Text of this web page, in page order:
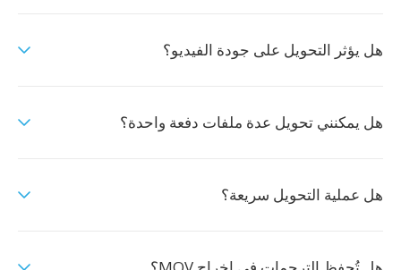
هل يؤثر التحويل على جودة الفيديو؟
هل يمكنني تحويل عدة ملفات دفعة واحدة؟
هل عملية التحويل سريعة؟